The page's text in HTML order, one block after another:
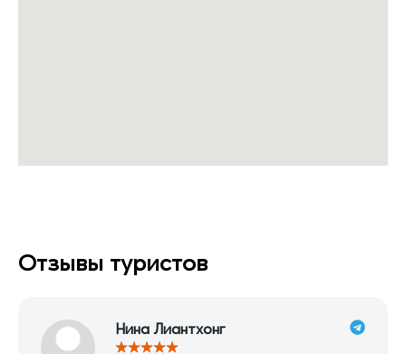
Отзывы туристов
Нина Лиантхонг
★★★★★